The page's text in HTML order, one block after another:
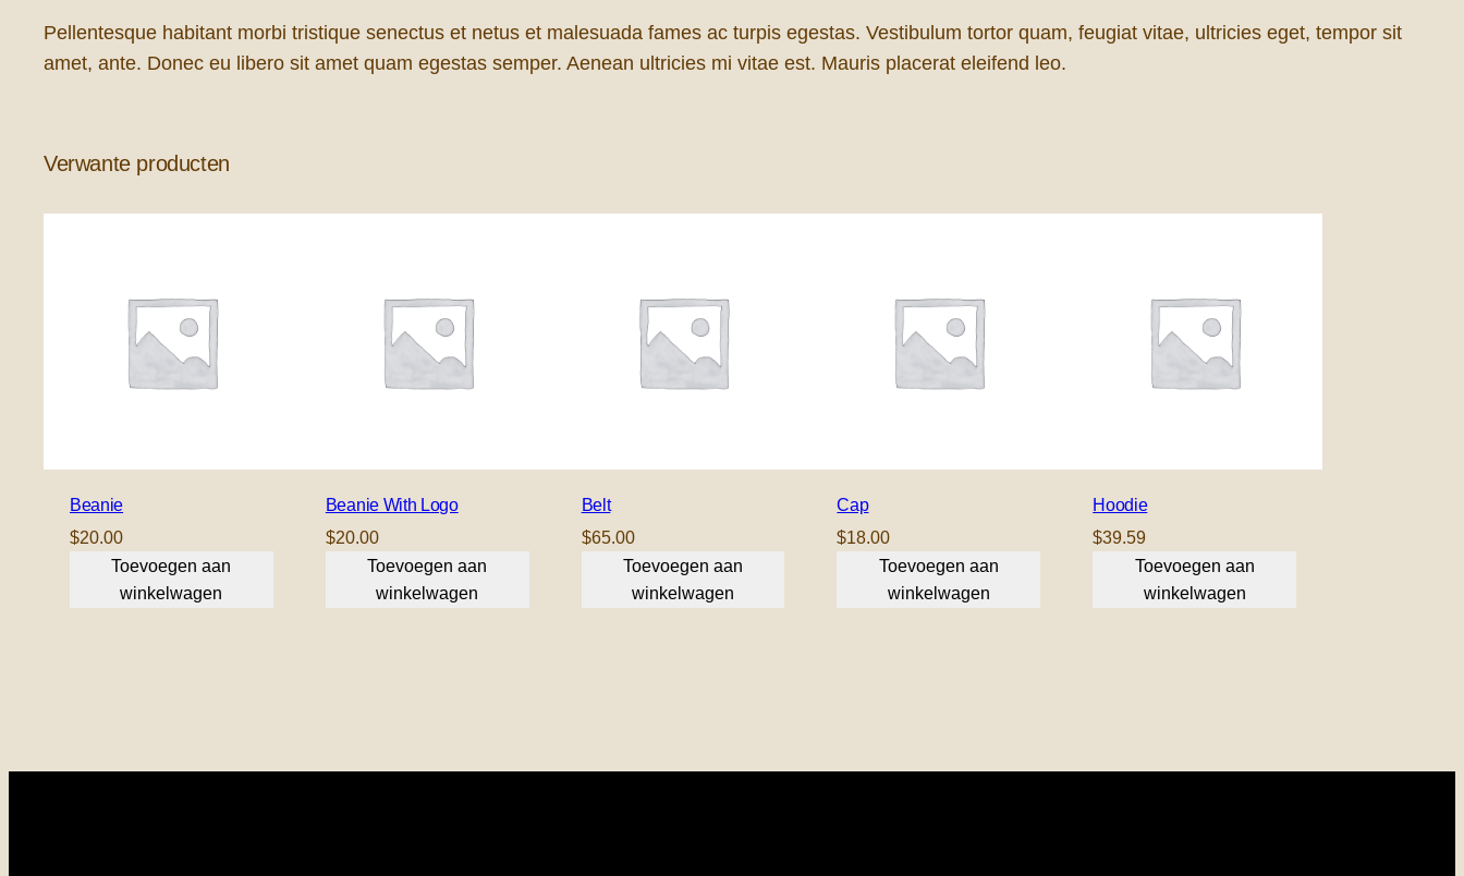
p
p
n
Pellentesque habitant morbi tristique senectus et netus et malesuada fames ac turpis egestas. Vestibulum tortor quam, feugiat vitae, ultricies eget, tempor sit
amet, ante. Donec eu libero sit amet quam egestas semper. Aenean ultricies mi vitae est. Mauris placerat eleifend leo.
Verwante producten
Beanie
$20.00
Toevoegen aan
winkelwagen
Beanie With Logo
$20.00
Toevoegen aan
winkelwagen
Belt
$65.00
Toevoegen aan
winkelwagen
Cap
$18.00
Toevoegen aan
winkelwagen
Hoodie
$39.59
Toevoegen aan
winkelwagen